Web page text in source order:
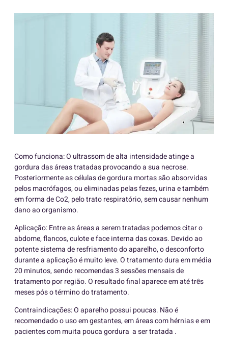
Como funciona: O ultrassom de alta intensidade atinge a
gordura das áreas tratadas provocando a sua necrose.
Posteriormente as células de gordura mortas são absorvidas
pelos macrófagos, ou eliminadas pelas fezes, urina e também
em forma de Co2, pelo trato respiratório, sem causar nenhum
dano ao organismo.
Aplicação: Entre as áreas a serem tratadas podemos citar o
abdome, flancos, culote e face interna das coxas. Devido ao
potente sistema de resfriamento do aparelho, o desconforto
durante a aplicação é muito leve. O tratamento dura em média
20 minutos, sendo recomendas 3 sessões mensais de
tratamento por região. O resultado final aparece em até três
meses pós o término do tratamento.
Contraindicações: O aparelho possui poucas. Não é
recomendado o uso em gestantes, em áreas com hérnias e em
pacientes com muita pouca gordura a ser tratada .